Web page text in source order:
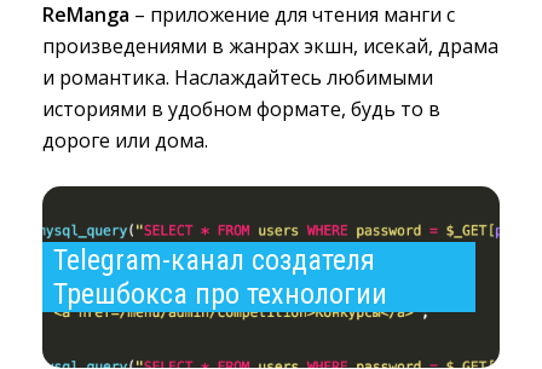
ReManga – приложение для чтения манги с
произведениями в жанрах экшн, исекай, драма
и романтика. Наслаждайтесь любимыми
историями в удобном формате, будь то в
дороге или дома.
Telegram-канал создателя
Трешбокса про технологии